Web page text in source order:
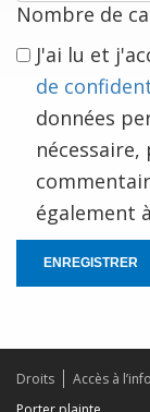
Nombre de
J'ai lu et
de
données
également
ENREGISTRER
Droits Accès à